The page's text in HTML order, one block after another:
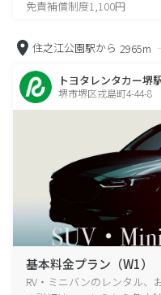
免責補償制度1,100円
住之江公園駅から 2965m
トヨタレンタカー堺
堺市堺区戎島町4-44-8
基本料金プラン（W1）
RV・ミニバンのレンタル